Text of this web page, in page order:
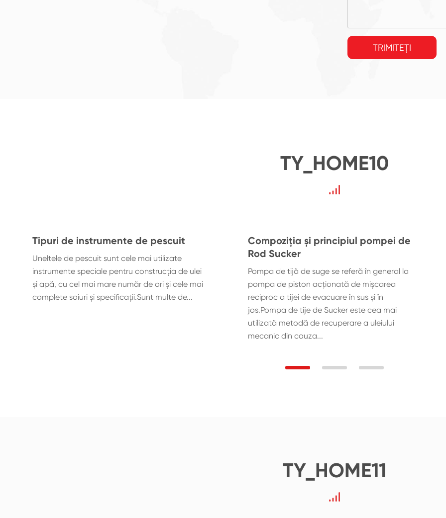
TRIMITEȚI
TY_HOME10
Tipuri de instrumente de pescuit
Uneltele de pescuit sunt cele mai utilizate
instrumente speciale pentru construcţia de ulei
şi apă, cu cel mai mare număr de ori şi cele mai
complete soiuri şi specificaţii.Sunt multe de...
Compoziția și principiul pompei de
Rod Sucker
Pompa de tijă de suge se referă în general la
pompa de piston acționată de mișcarea
reciproc a tijei de evacuare în sus și în
jos.Pompa de tije de Sucker este cea mai
utilizată metodă de recuperare a uleiului
mecanic din cauza...
TY_HOME11